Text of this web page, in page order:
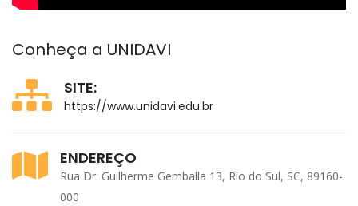
Conheça a UNIDAVI
SITE:
https://www.unidavi.edu.br
ENDEREÇO
Rua Dr. Guilherme Gemballa 13, Rio do Sul, SC, 89160-
000